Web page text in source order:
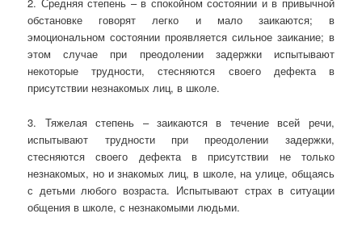
2. Средняя степень – в спокойном состоянии и в привычной
обстановке говорят легко и мало заикаются; в
эмоциональном состоянии проявляется сильное заикание; в
этом случае при преодолении задержки испытывают
некоторые трудности, стесняются своего дефекта в
присутствии незнакомых лиц, в школе.
3. Тяжелая степень – заикаются в течение всей речи,
испытывают трудности при преодолении задержки,
стесняются своего дефекта в присутствии не только
незнакомых, но и знакомых лиц, в школе, на улице, общаясь
с детьми любого возраста. Испытывают страх в ситуации
общения в школе, с незнакомыми людьми.